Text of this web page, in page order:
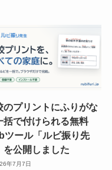
のプリントにふりがな
括で付けられる無料
ツール「ルビ振り先
を公開しました
年7月7日